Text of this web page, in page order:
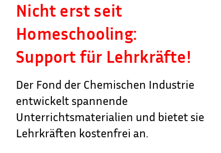
Nicht erst seit
Homeschooling:
Support für Lehrkräfte!
Der Fond der Chemischen Industrie
entwickelt spannende
Unterrichtsmaterialien und bietet sie
Lehrkräften kostenfrei an.